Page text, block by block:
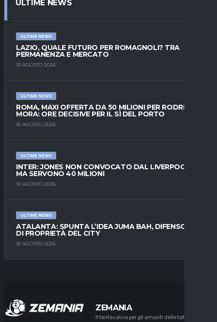
ULTIME NEWS
ULTIME NEWS
LAZIO, QUALE FUTURO PER ROMAGNOLI? TRA
PERMANENZA E MERCATO
10 AGOSTO 2026
ULTIME NEWS
ROMA, MAXI OFFERTA DA 50 MILIONI PER RODRIGO
MORA: ORE DECISIVE PER IL SÌ DEL PORTO
10 AGOSTO 2026
ULTIME NEWS
INTER: JONES NON CONVOCATO DAL LIVERPOOL,
MA SERVONO 40 MILIONI
10 AGOSTO 2026
ULTIME NEWS
ATALANTA: SPUNTA L’IDEA JUMA BAH, DIFENSORE
DI PROPRIETÀ DEL CITY
10 AGOSTO 2026
ZEMANIA
Il fantacalcio per gli amanti delle tattiche